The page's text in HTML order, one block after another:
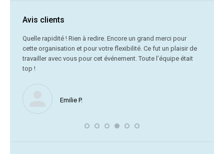
Avis clients
Quelle rapidité ! Rien à redire. Encore un grand merci pour
cette organisation et pour votre flexibilité. Ce fut un plaisir de
travailler avec vous pour cet événement. Toute l’équipe était
top !
Emilie P.